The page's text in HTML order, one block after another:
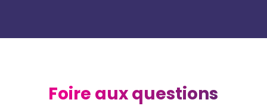
Foire aux questions